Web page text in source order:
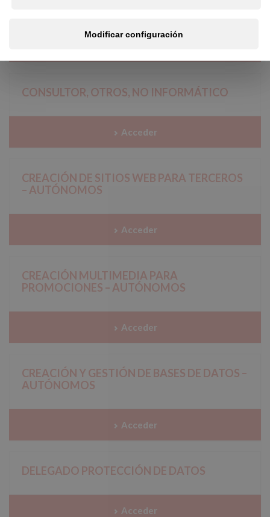
Modificar configuración
CONSULTOR, OTROS, NO INFORMÁTICO
Acceder
CREACIÓN DE SITIOS WEB PARA TERCEROS
– AUTÓNOMOS
Acceder
CREACIÓN MULTIMEDIA PARA
PROMOCIONES – AUTÓNOMOS
Acceder
CREACIÓN Y GESTIÓN DE BASES DE DATOS –
AUTÓNOMOS
Acceder
DELEGADO PROTECCIÓN DE DATOS
Acceder